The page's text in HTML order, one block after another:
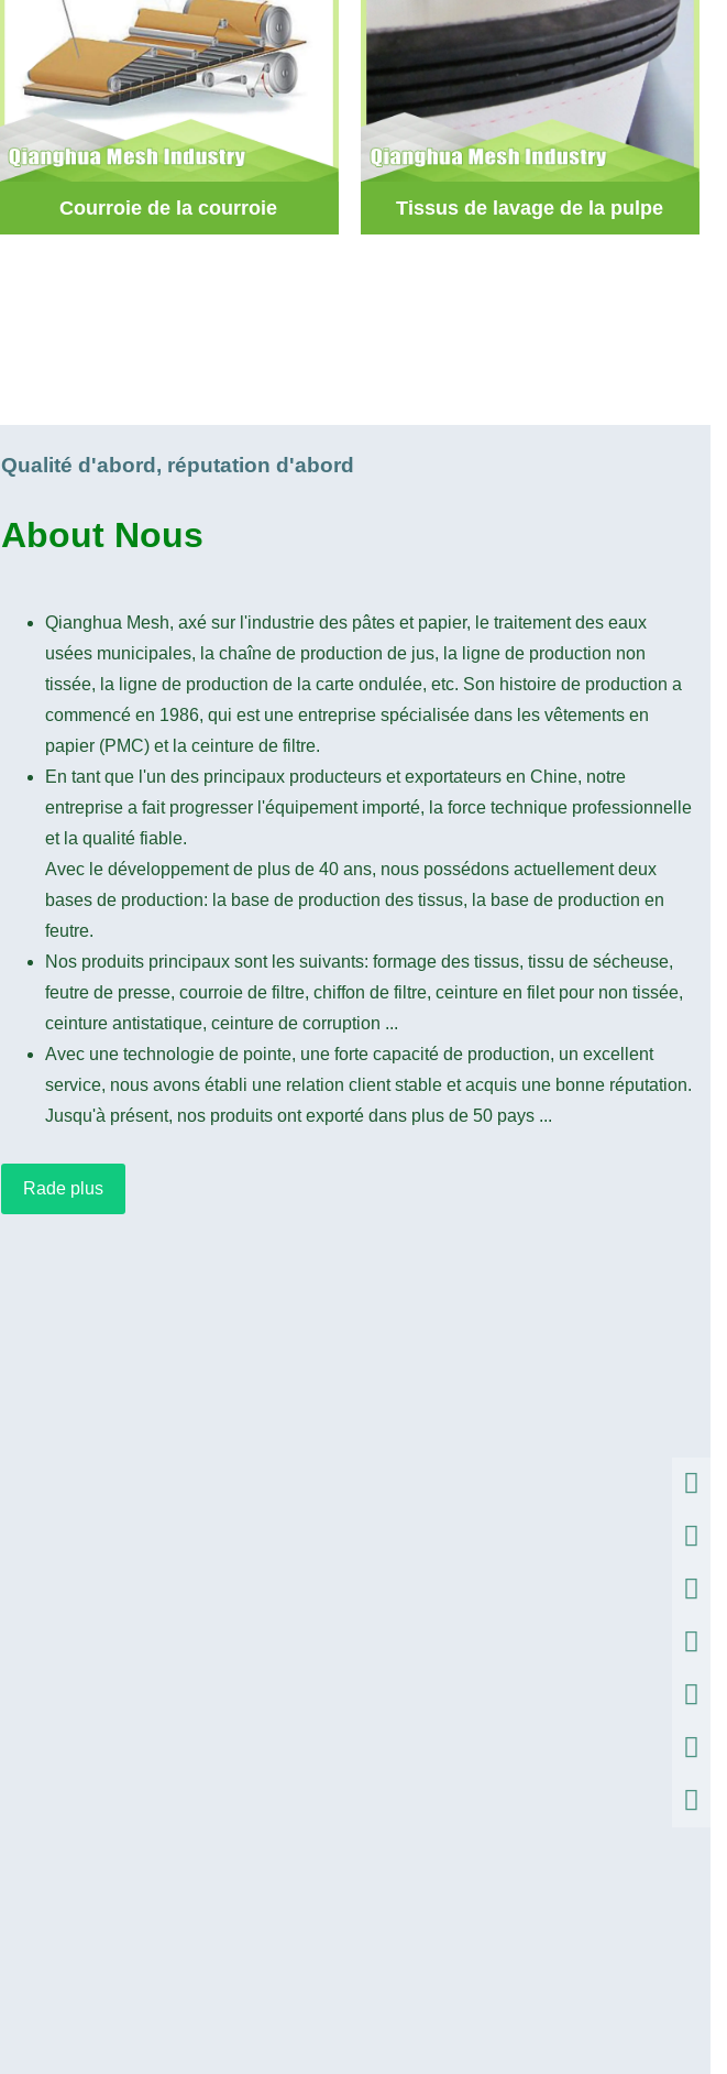
Courroie de la courroie Tissus de lavage de la pulpe
Qualité d'abord, réputation d'abord
About Nous
Qianghua Mesh, axé sur l'industrie des pâtes et papier, le traitement des eaux
usées municipales, la chaîne de production de jus, la ligne de production non
tissée, la ligne de production de la carte ondulée, etc. Son histoire de production a
commencé en 1986, qui est une entreprise spécialisée dans les vêtements en
papier (PMC) et la ceinture de filtre.
En tant que l'un des principaux producteurs et exportateurs en Chine, notre
entreprise a fait progresser l'équipement importé, la force technique professionnelle
et la qualité fiable.
Avec le développement de plus de 40 ans, nous possédons actuellement deux
bases de production: la base de production des tissus, la base de production en
feutre.
Nos produits principaux sont les suivants: formage des tissus, tissu de sécheuse,
feutre de presse, courroie de filtre, chiffon de filtre, ceinture en filet pour non tissée,
ceinture antistatique, ceinture de corruption ...
Avec une technologie de pointe, une forte capacité de production, un excellent
service, nous avons établi une relation client stable et acquis une bonne réputation.
Jusqu'à présent, nos produits ont exporté dans plus de 50 pays ...
Rade plus